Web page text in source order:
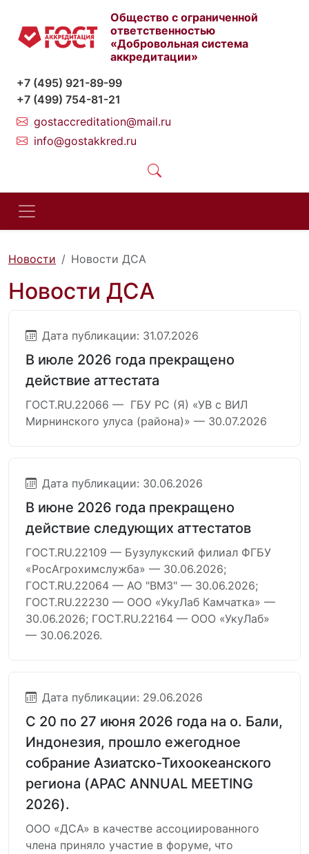
Общество с ограниченной
ответственностью
«Добровольная система
аккредитации»
+7 (495) 921-89-99
+7 (499) 754-81-21
gostaccreditation@mail.ru
info@gostakkred.ru
Новости Новости ДСА
Новости ДСА
Дата публикации: 31.07.2026
В июле 2026 года прекращено
действие аттестата
ГОСТ.RU.22066 — ГБУ РС (Я) «УВ с ВИЛ
Мирнинского улуса (района)» — 30.07.2026
Дата публикации: 30.06.2026
В июне 2026 года прекращено
действие следующих аттестатов
ГОСТ.RU.22109 — Бузулукский филиал ФГБУ
«РосАгрохимслужба» — 30.06.2026;
ГОСТ.RU.22064 — АО "ВМЗ" — 30.06.2026;
ГОСТ.RU.22230 — ООО «УкуЛаб Камчатка» —
30.06.2026; ГОСТ.RU.22164 — ООО «УкуЛаб»
— 30.06.2026.
Дата публикации: 29.06.2026
С 20 по 27 июня 2026 года на о. Бали,
Индонезия, прошло ежегодное
собрание Азиатско-Тихоокеанского
региона (APAC ANNUAL MEETING
2026).
ООО «ДСА» в качестве ассоциированного
члена приняло участие в форуме, что